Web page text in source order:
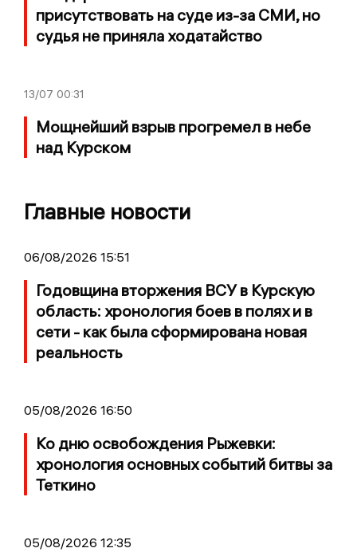
присутствовать на суде из-за СМИ, но
судья не приняла ходатайство
13/07 00:31
Мощнейший взрыв прогремел в небе
над Курском
Главные новости
06/08/2026 15:51
Годовщина вторжения ВСУ в Курскую
область: хронология боев в полях и в
сети - как была сформирована новая
реальность
05/08/2026 16:50
Ко дню освобождения Рыжевки:
хронология основных событий битвы за
Теткино
05/08/2026 12:35